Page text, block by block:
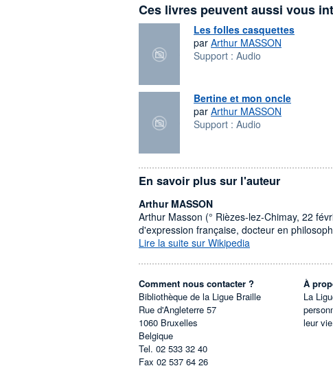
Ces livres peuvent aussi vous
Les folles casquettes
par Arthur MASSON
Support : Audio
Bertine et mon oncle
par Arthur MASSON
Support : Audio
En savoir plus sur l'auteur
Arthur MASSON
Arthur Masson (° Rièzes-lez-Chimay, 22
d'expression française, docteur en
Lire la suite sur Wikipedia
Comment nous contacter ?
Bibliothèque de la Ligue Braille
Rue d'Angleterre 57
1060 Bruxelles
Belgique
Tel. 02 533 32 40
Fax 02 537 64 26
À
La
leur